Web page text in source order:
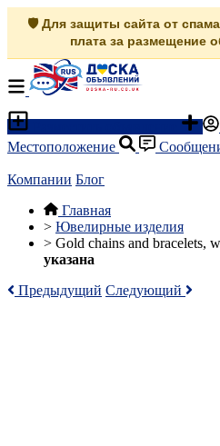
🛡️ Для защиты сайта от
плата за размещение
Местоположение
Компании Блог
Главная
> Ювелирные изделия
> Gold chains and bracelets,
указана
Предыдущий Следующий